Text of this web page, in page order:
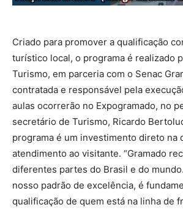
Criado para promover a qualificação
turístico local, o programa é realizado
Turismo, em parceria com o Senac
contratada e responsável pela
aulas ocorrerão no Expogramado, no
secretário de Turismo, Ricardo
programa é um investimento direto na
atendimento ao visitante. “Gramado
diferentes partes do Brasil e do
nosso padrão de excelência, é
qualificação de quem está na linha de